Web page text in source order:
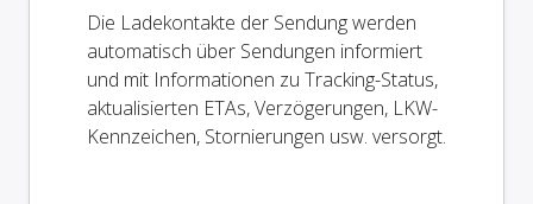
Die Ladekontakte der Sendung werden
automatisch über Sendungen informiert
und mit Informationen zu Tracking-Status,
aktualisierten ETAs, Verzögerungen, LKW-
Kennzeichen, Stornierungen usw. versorgt.